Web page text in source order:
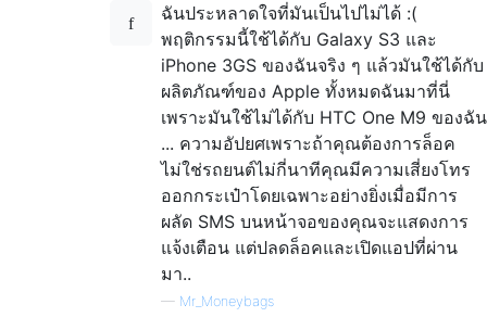
ฉันประหลาดใจที่มันเป็นไปไม่ได้ :(
พฤติกรรมนี้ใช้ได้กับ Galaxy S3 และ
iPhone 3GS ของฉันจริง ๆ แล้วมันใช้ได้กับ
ผลิตภัณฑ์ของ Apple ทั้งหมดฉันมาที่นี่
เพราะมันใช้ไม่ได้กับ HTC One M9 ของฉัน
... ความอัปยศเพราะถ้าคุณต้องการล็อค
ไม่ใช่รถยนต์ไม่กี่นาทีคุณมีความเสี่ยงโทร
ออกกระเป๋าโดยเฉพาะอย่างยิ่งเมื่อมีการ
ผลัด SMS บนหน้าจอของคุณจะแสดงการ
แจ้งเตือน แต่ปลดล็อคและเปิดแอปที่ผ่าน
มา..
— Mr_Moneybags